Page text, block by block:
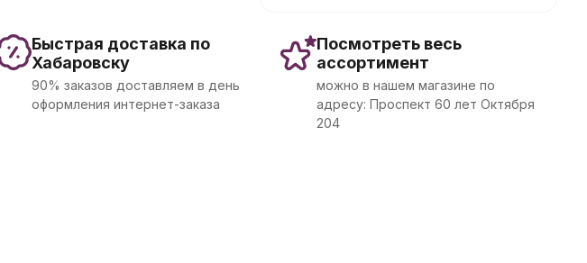
Быстрая доставка по
Хабаровску
90% заказов доставляем в день
оформления интернет-заказа
Посмотреть весь
ассортимент
можно в нашем магазине по
адресу: Проспект 60 лет Октября
204